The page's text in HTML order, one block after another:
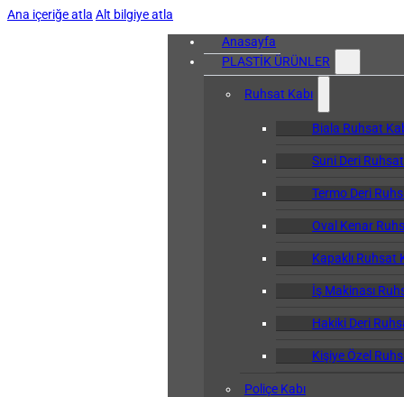
Ana içeriğe atla Alt bilgiye atla
Anasayfa
PLASTİK ÜRÜNLER
Ruhsat Kabı
Biala Ruhsat
Suni Deri Ruhsat
Termo Deri
Oval Kenar
Kapaklı Ruhsat
İş Makinası
Hakiki Deri
Kişiye Özel
Poliçe Kabı